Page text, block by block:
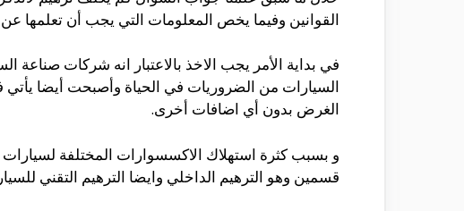
القوانين وفيما يخص المعلومات التي يجب أن تعلمها
في بداية الأمر يجب الاخذ بالاعتبار انه شركات
السيارات من الضروريات في الحياة وأصبحت أيضا يأتي
الغرض بدون أي اضافات أخرى.
و بسبب كثرة استهلاك الاكسسوارات المختلفة
قسمين وهو الترهيم الداخلي وايضا الترهيم التقني